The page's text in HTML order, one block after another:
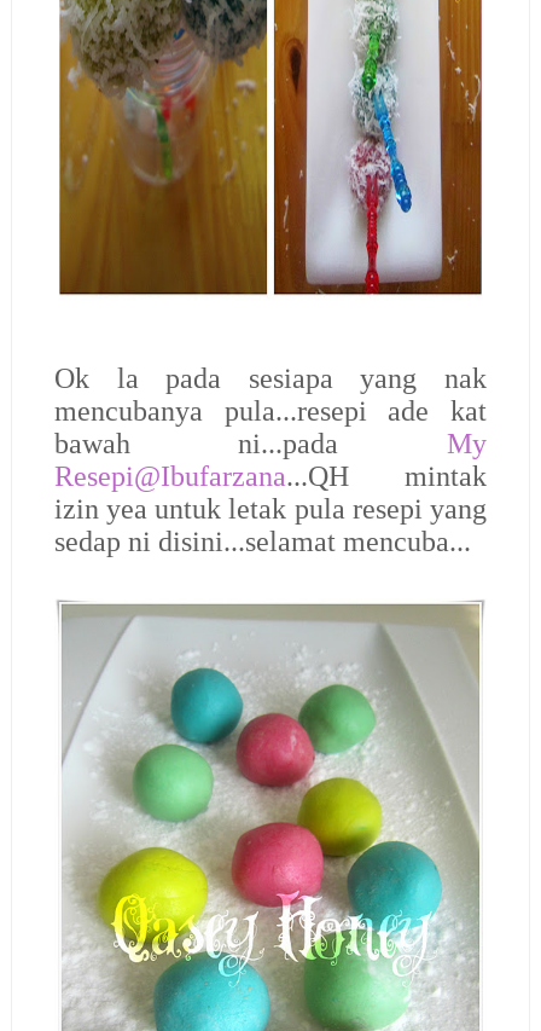
Ok la pada sesiapa yang nak
mencubanya pula...resepi ade kat
bawah ni...padaMy
Resepi@Ibufarzana...QH mintak
izin yea untuk letak pula resepi yang
sedap ni disini...selamat mencuba...